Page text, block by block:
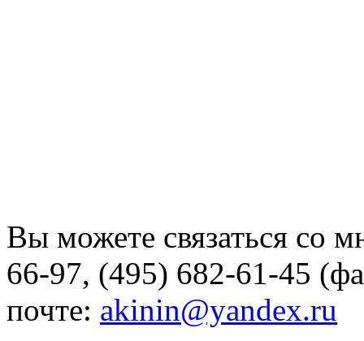
Вы можете связаться со
66-97, (495) 682-61-45
почте: akinin@yandex.ru